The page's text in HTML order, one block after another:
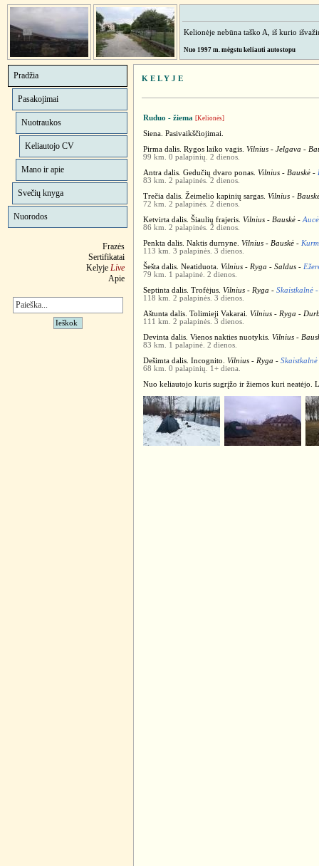
Kelionėje nebūna taško A, iš kurio
Nuo 1997 m. mėgstu keliauti autostopu
Pradžia
Pasakojimai
Nuotraukos
Keliautojo CV
Mano ir apie
Svečių knyga
Nuorodos
Frazės
Sertifikatai
Kelyje Live
Apie
K E L Y J E
Ruduo - žiema [Kelionės]
Siena. Pasivaikščiojimai.
Pirma dalis. Rygos laiko vagis. Vilnius - Jelgava -
99 km. 0 palapinių. 2 dienos.
Antra dalis. Gedučių dvaro ponas. Vilnius - Bauskė -
83 km. 2 palapinės. 2 dienos.
Trečia dalis. Žeimelio kapinių sargas. Vilnius -
72 km. 2 palapinės. 2 dienos.
Ketvirta dalis. Šiaulių frajeris. Vilnius - Bauskė -
86 km. 2 palapinės. 2 dienos.
Penkta dalis. Naktis durnyne. Vilnius - Bauskė -
113 km. 3 palapinės. 3 dienos.
Šešta dalis. Neatiduota. Vilnius - Ryga - Saldus -
79 km. 1 palapinė. 2 dienos.
Septinta dalis. Trofėjus. Vilnius - Ryga - Skaistkalnė
118 km. 2 palapinės. 3 dienos.
Aštunta dalis. Tolimieji Vakarai. Vilnius - Ryga -
111 km. 2 palapinės. 3 dienos.
Devinta dalis. Vienos nakties nuotykis. Vilnius -
83 km. 1 palapinė. 2 dienos.
Dešimta dalis. Incognito. Vilnius - Ryga -
68 km. 0 palapinių. 1+ diena.
Nuo keliautojo kuris sugrįžo ir žiemos kuri neatėjo.